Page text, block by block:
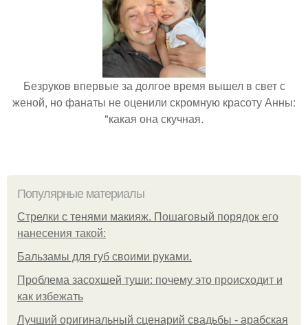
Безруков впервые за долгое время вышел в свет с
женой, но фанаты не оценили скромную красоту Анны:
"какая она скучная.
Популярные материалы
Стрелки с тенями макияж. Пошаговый порядок его
нанесения такой:
Бальзамы для губ своими руками.
Проблема засохшей туши: почему это происходит и
как избежать
Лучший оригинальный сценарий свадьбы - арабская